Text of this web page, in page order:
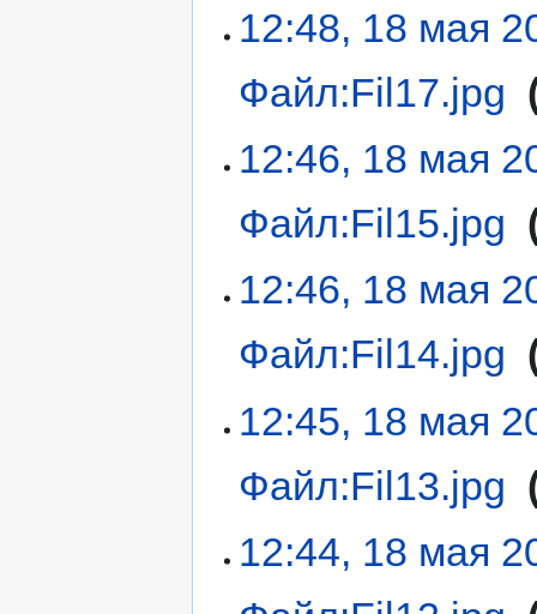
12:48, 18 мая
Файл:Fil17.jpg
12:46, 18 мая
Файл:Fil15.jpg
12:46, 18 мая
Файл:Fil14.jpg
12:45, 18 мая
Файл:Fil13.jpg
12:44, 18 мая